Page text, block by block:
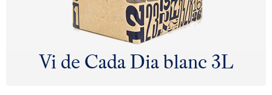
Vi de Cada Dia blanc 3L